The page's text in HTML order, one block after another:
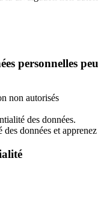
personnelles
non autorisés
des données.
données et